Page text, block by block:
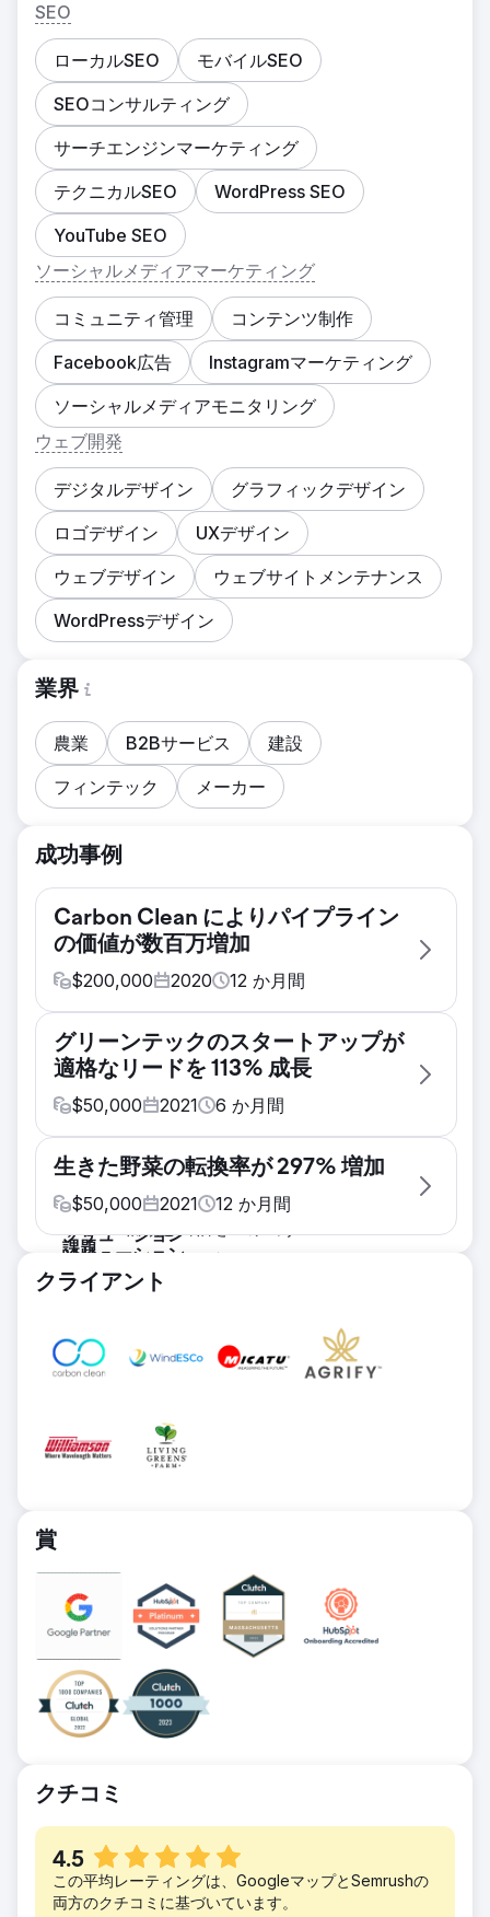
SEO
ローカルSEO
モバイルSEO
SEOコンサルティング
サーチエンジンマーケティング
テクニカルSEO
WordPress SEO
YouTube SEO
ソーシャルメディアマーケティング
コミュニティ管理
コンテンツ制作
Facebook広告
Instagramマーケティング
ソーシャルメディアモニタリング
ウェブ開発
デジタルデザイン
グラフィックデザイン
ロゴデザイン
UXデザイン
ウェブデザイン
ウェブサイトメンテナンス
WordPressデザイン
業界
農業 B2Bサービス
建設
フィンテック
メーカー
成功事例
Carbon Clean によりパイプライン
の価値が数百万増加
$200,000 2020 12 か月間
Carbon Clean は 2009 年に設立され、成功を
収めましたが、サイロ化され、単なる「炭素溶
剤」企業とみなされていました。会社の経営陣
る時期が来たと感じ、多くのミッションクリテ
ィカルな取り組みについて New Perspective
にアプローチしました。
ソリューション
ーケティング戦略、継続的な Web サイトの改
業など、リブランディング、再デザイン、デジ
タル ツール スタックのセットアップなどの主
深く計画され、成長主導のアプローチを採用し
ました。
パイプライン収益が数百万ドル増加しました。
グリーンテックのスタートアップが
適格なリードを 113% 成長
$50,000 2021 6 か月間
課題
1) 複雑な販売サイクルを完全にサポート 2) ウ
ェブサイトを刷新してリードを引き付け、変換
ソリューション
需要創出計画 コンテンツ マーケティング エン
上に構築された新しい Web サイト
結果
私たちの支援により、WindESCo は見込み客
Perspective は、アカウントベースのマーケテ
ィング アプローチで WindESCo と協力し、ブ
生きた野菜の転換率が 297% 増加
$50,000 2021 12 か月間
課題
Living Greens Farm は、ベンチャー キャピタ
資家、小売パートナー、消費者の期待に応えな
がら、短期間で多くのビジネス目標を達成する
必要がありました。彼らには、適格トラフィッ
の明確な目標がありました。
ソリューション
ツ、ソーシャル メディア管理、販売とマーケ
ティングの連携を提供しました。
結果
新しい Web サイトと、ターゲットを絞ったイ
ンバウンド マーケティング戦略を含む統合マ
ーケティング戦略の立ち上げにより、数千の見
ン率は 297% 増加 (前年比)、154% 増加しま
した。リード生成において
クライアント
賞
クチコミ
4.5
この平均レーティングは、GoogleマップとSemrushの
両方のクチコミに基づいています。